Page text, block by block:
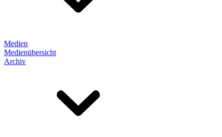
Medien
Medienübersicht
Archiv